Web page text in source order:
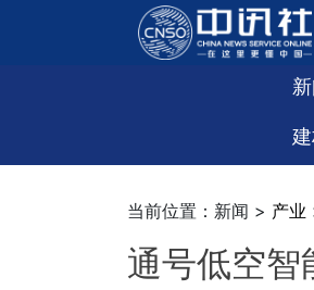
当前位置：新闻 > 产业
通号低空智